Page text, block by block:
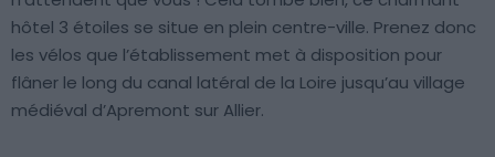
hôtel 3 étoiles se situe en plein centre-ville. Prenez donc
les vélos que l’établissement met à disposition pour
flâner le long du canal latéral de la Loire jusqu’au village
médiéval d’Apremont sur Allier.